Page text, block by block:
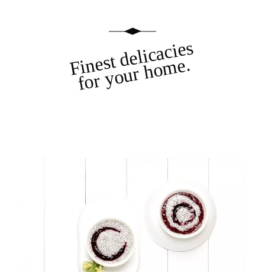
Finest delicacies
for your home.